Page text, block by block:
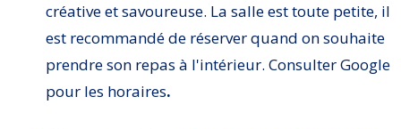
créative et savoureuse. La salle est toute petite, il
est recommandé de réserver quand on souhaite
prendre son repas à l'intérieur. Consulter Google
pour les horaires.